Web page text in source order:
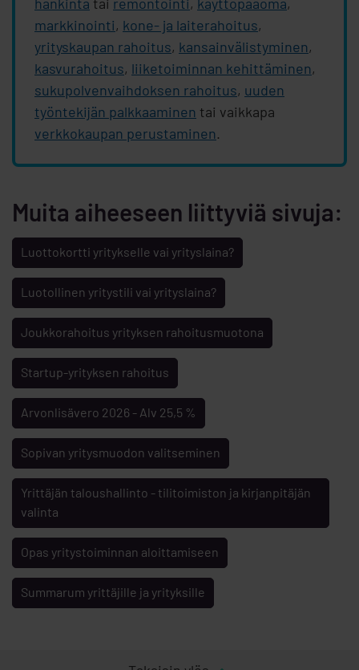
markkinointi, kone- ja laiterahoitus,
yrityskaupan rahoitus, kansainvälistyminen,
kasvurahoitus, liiketoiminnan kehittäminen,
sukupolvenvaihdoksen rahoitus, uuden
työntekijän palkkaaminen tai vaikkapa
verkkokaupan perustaminen.
Muita aiheeseen liittyviä sivuja:
Luottokortti yritykselle vai yrityslaina?
Luotollinen yritystili vai yrityslaina?
Joukkorahoitus yrityksen rahoitusmuotona
Startup-yrityksen rahoitus
Arvonlisävero 2026 - Alv 25,5 %
Sopivan yritysmuodon valitseminen
Yrittäjän taloushallinto - tilitoimiston ja kirjanpitäjän
valinta
Opas yritystoiminnan aloittamiseen
Summarum yrittäjille ja yrityksille